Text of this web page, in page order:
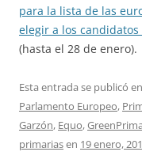
para la lista de las
elegir a los
(hasta el 28 de enero).
Esta entrada se publicó en
Parlamento Europeo,
Garzón, Equo,
primariasen 19 enero,